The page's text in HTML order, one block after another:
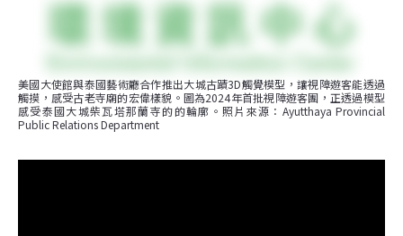
美國大使館與泰國藝術廳合作推出大城古蹟3D觸覺模型，讓視障遊客能透過
觸摸，感受古老寺廟的宏偉樣貌。圖為2024年首批視障遊客團，正透過模型
感受泰國大城柴瓦塔那蘭寺的的輪廓。照片來源：Ayutthaya Provincial
Public Relations Department